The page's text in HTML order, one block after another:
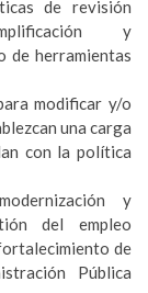
de revisión
y
de herramientas
modificar y/o
una carga
con la política
y
del empleo
de
Pública